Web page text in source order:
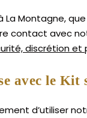
La Montagne,
contact avec
discrétion et
avec le Kit
d’utiliser